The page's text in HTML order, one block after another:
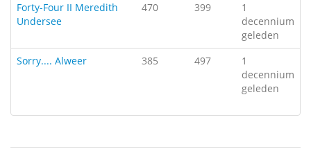
Forty-Four II Meredith
Undersee
470 399
1
decennium
geleden
Sorry.... Alweer
385 497
1
decennium
geleden